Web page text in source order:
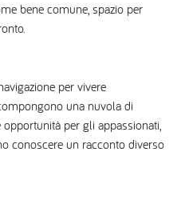
bene comune, spazio per
per vivere
una nuvola di
opportunità per gli appassionati,
conoscere un racconto diverso